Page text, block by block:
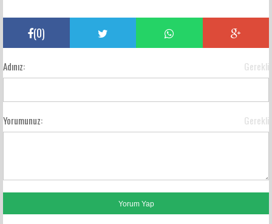
(0)
Adınız: Gerekli
Yorumunuz: Gerekli